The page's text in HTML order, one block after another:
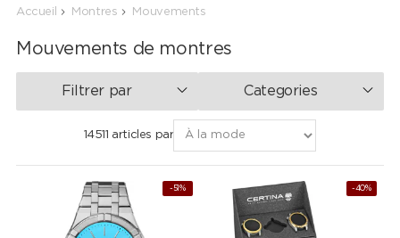
Accueil Montres Mouvements
Mouvements de montres
Filtrer par Categories
14511 articles par
-51% -40%